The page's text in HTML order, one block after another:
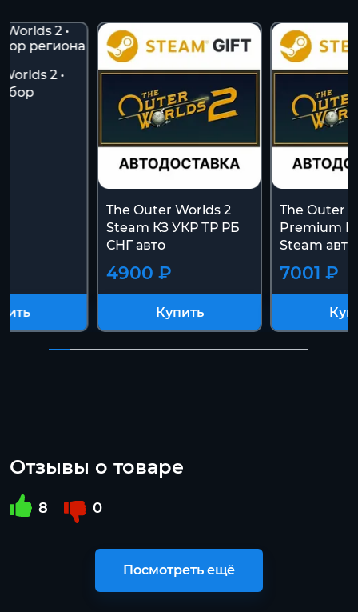
2 •
The Outer Worlds 2
Steam КЗ УКР ТР РБ
СНГ авто
4900 ₽
Купить
The Outer
Premium
Steam
7001 ₽
Отзывы о товаре
8 0
Посмотреть ещё